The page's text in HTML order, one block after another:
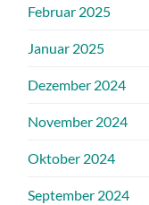
Februar 2025
Januar 2025
Dezember 2024
November 2024
Oktober 2024
September 2024